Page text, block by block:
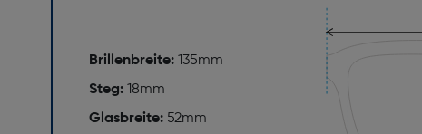
Brillenbreite: 135mm
Steg: 18mm
Glasbreite: 52mm